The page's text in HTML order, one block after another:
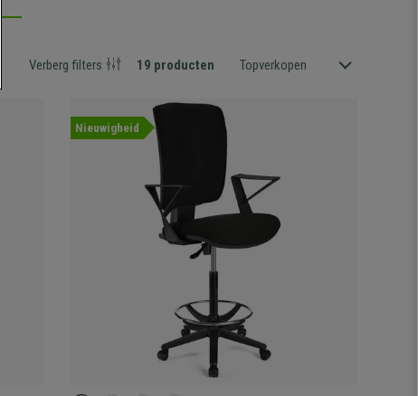
Verberg filters 19 producten Topverkopen
Nieuwigheid